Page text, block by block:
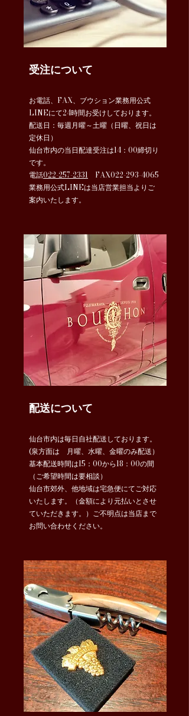
受注について
お電話、FAX、ブウション業務用公式
LINEにて24時間お受けしております。
配送日：毎週月曜～土曜（日曜、祝日は
定休日）
仙台市内の当日配達受注は14：00締切り
です。
電話022-257-2331
FAX022-293-4065
​業務用公式LINEは当店営業担当よりご
案内いたします。
配送について
仙台市内は毎日自社配送しております。
(泉方面は 月曜、水曜、金曜のみ配送）
​基本配送時間は15：00から18：00の間
（ご希望時間は要相談）
仙台市郊外、他地域は宅急便にてご対応
いたします。（金額により元払いとさせ
ていただきます。）ご不明点は当店まで
お問い合わせください。